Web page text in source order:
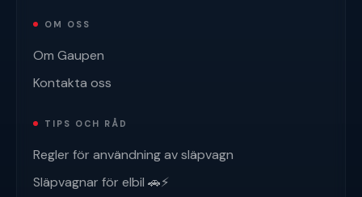
OM OSS
Om Gaupen
Kontakta oss
TIPS OCH RÅD
Regler för användning av släpvagn
Släpvagnar för elbil 🚗⚡